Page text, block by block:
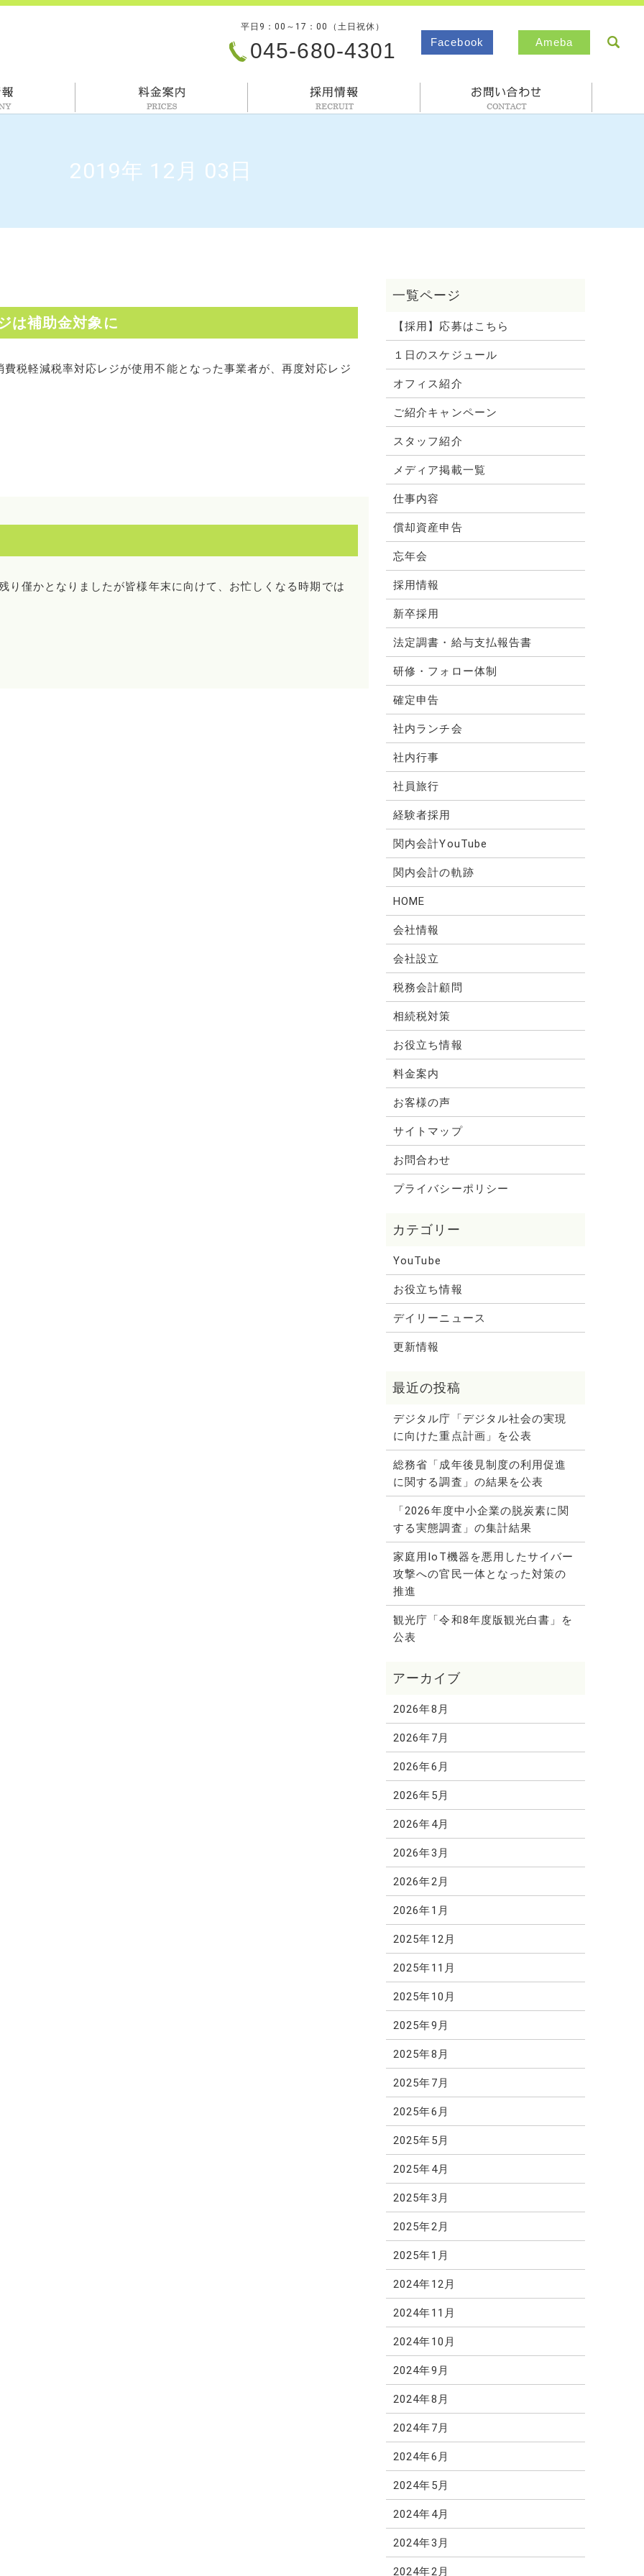
平日9：00～17：00（土日祝休）
045-680-4301 Facebook Ameba
2019年 12月 03日
は補助金対象に
税軽減税率対応レジが使用不能となった事業者が、再度対応レジ
り僅かとなりましたが皆様年末に向けて、お忙しくなる時期では
【採用】応募はこちら
１日のスケジュール
オフィス紹介
ご紹介キャンペーン
スタッフ紹介
メディア掲載一覧
仕事内容
償却資産申告
忘年会
採用情報
新卒採用
法定調書・給与支払報告書
研修・フォロー体制
確定申告
社内ランチ会
社内行事
社員旅行
経験者採用
関内会計YouTube
関内会計の軌跡
HOME
会社情報
会社設立
税務会計顧問
相続税対策
お役立ち情報
料金案内
お客様の声
サイトマップ
お問合わせ
プライバシーポリシー
YouTube
お役立ち情報
デイリーニュース
更新情報
デジタル庁「デジタル社会の実現
に向けた重点計画」を公表
総務省「成年後見制度の利用促進
に関する調査」の結果を公表
「2026年度中小企業の脱炭素に関
する実態調査」の集計結果
家庭用IoT機器を悪用したサイバー
攻撃への官民一体となった対策の
推進
観光庁「令和8年度版観光白書」を
公表
2026年8月
2026年7月
2026年6月
2026年5月
2026年4月
2026年3月
2026年2月
2026年1月
2025年12月
2025年11月
2025年10月
2025年9月
2025年8月
2025年7月
2025年6月
2025年5月
2025年4月
2025年3月
2025年2月
2025年1月
2024年12月
2024年11月
2024年10月
2024年9月
2024年8月
2024年7月
2024年6月
2024年5月
2024年4月
2024年3月
2024年2月